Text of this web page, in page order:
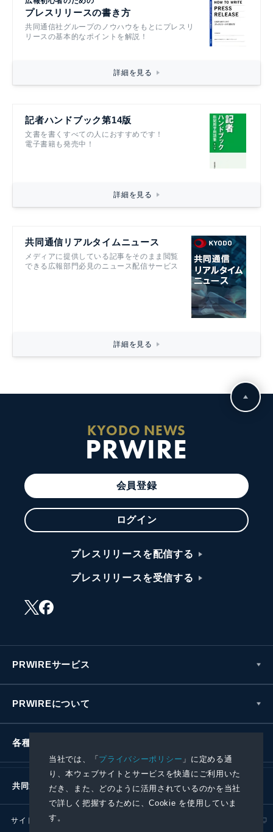
当社では、「プライバシーポリシー 」に定める通
り、本ウェブサイトとサービスを快適にご利用いた
だき、また、どのように活用されているのかを当社
で詳しく把握するために、Cookie を使用していま
す。
プレスリリースの書き方
共同通信社グループのノウハウをもとにプレスリ
リースの基本的なポイントを解説！
詳細を見る
記者ハンドブック第14版
文書を書くすべての人におすすめです！
電子書籍も発売中！
詳細を見る
共同通信リアルタイムニュース
メディアに提供している記事をそのまま閲覧
できる広報部門必見のニュース配信サービス
詳細を見る
KYODO NEWS
PRWIRE
会員登録
ログイン
プレスリリースを配信する
プレスリリースを受信する
PRWIREサービス
PRWIREについて
各種お問い合わせ
共同通信社グループ
サイトポリシー